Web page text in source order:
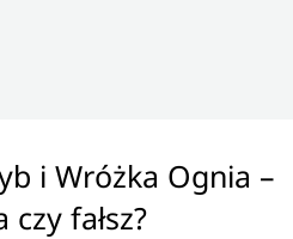
i Wróżka Ognia –
czy fałsz?